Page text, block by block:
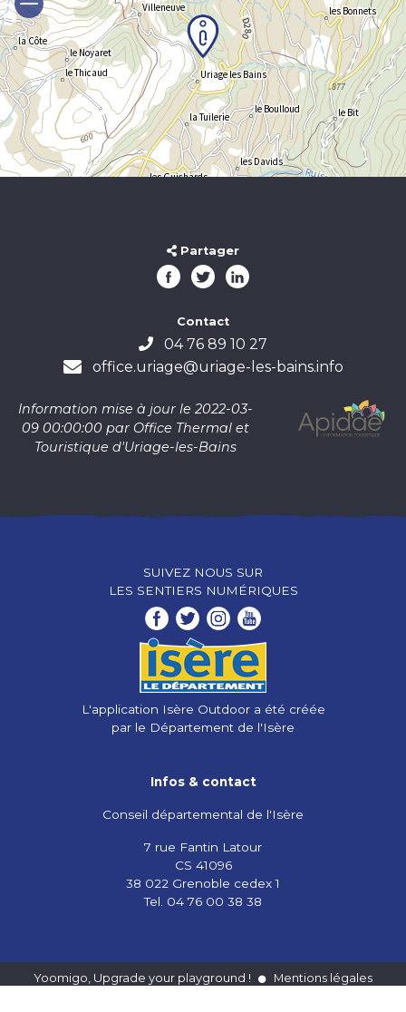
Partager
Contact
04 76 89 10 27
office.uriage@uriage-les-bains.info
Information mise à jour le 2022-03-
09 00:00:00 par Office Thermal et
Touristique d'Uriage-les-Bains
SUIVEZ NOUS SUR
LES SENTIERS NUMÉRIQUES
L'application Isère Outdoor a été créée
par le Département de l'Isère
Infos & contact
Conseil départemental de l'Isère
7 rue Fantin Latour
CS 41096
38 022 Grenoble cedex 1
Tel. 04 76 00 38 38
Yoomigo, Upgrade your playground !
Mentions légales